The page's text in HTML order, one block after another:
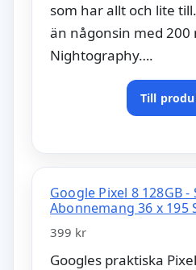
som har allt och lite
än någonsin med 200
Nightography….
Till
Google Pixel 8 128GB -
Abonnemang 36 x 195
399 kr
Googles praktiska